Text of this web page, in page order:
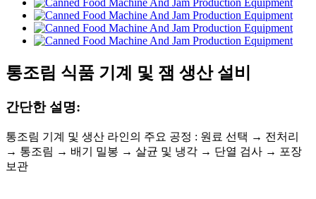
통조림 식품 기계 및 잼 생산 설비
간단한 설명:
통조림 기계 및 생산 라인의 주요 공정 : 원료 선택 → 전처리
→ 통조림 → 배기 밀봉 → 살균 및 냉각 → 단열 검사 → 포장
보관